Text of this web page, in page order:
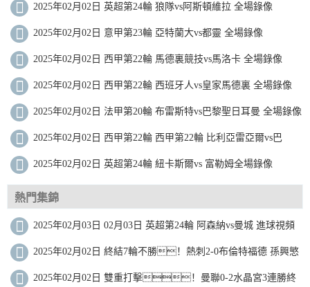
2025年02月02日 英超第24輪 狼隊vs阿斯頓維拉 全場錄像
2025年02月02日 意甲第23輪 亞特蘭大vs都靈 全場錄像
2025年02月02日 西甲第22輪 馬德裏競技vs馬洛卡 全場錄像
2025年02月02日 西甲第22輪 西班牙人vs皇家馬德裏 全場錄像
2025年02月02日 法甲第20輪 布雷斯特vs巴黎聖日耳曼 全場錄像
2025年02月02日 西甲第22輪 西甲第22輪 比利亞雷亞爾vs巴
2025年02月02日 英超第24輪 紐卡斯爾vs 富勒姆全場錄像
熱門集錦
2025年02月03日 02月03日 英超第24輪 阿森納vs曼城 進球視頻
2025年02月02日 終結7輪不勝！熱刺2-0布倫特福德 孫興慜
造烏龍+助攻薩爾破門
2025年02月02日 雙重打擊！曼聯0-2水晶宮3連勝終